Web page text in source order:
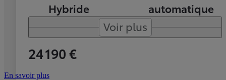
Hybride
automatique
Voir plus
24 190 €
En savoir plus